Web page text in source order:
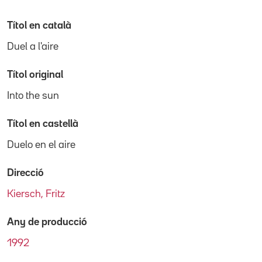
Títol en català
Duel a l'aire
Títol original
Into the sun
Títol en castellà
Duelo en el aire
Direcció
Kiersch, Fritz
Any de producció
1992